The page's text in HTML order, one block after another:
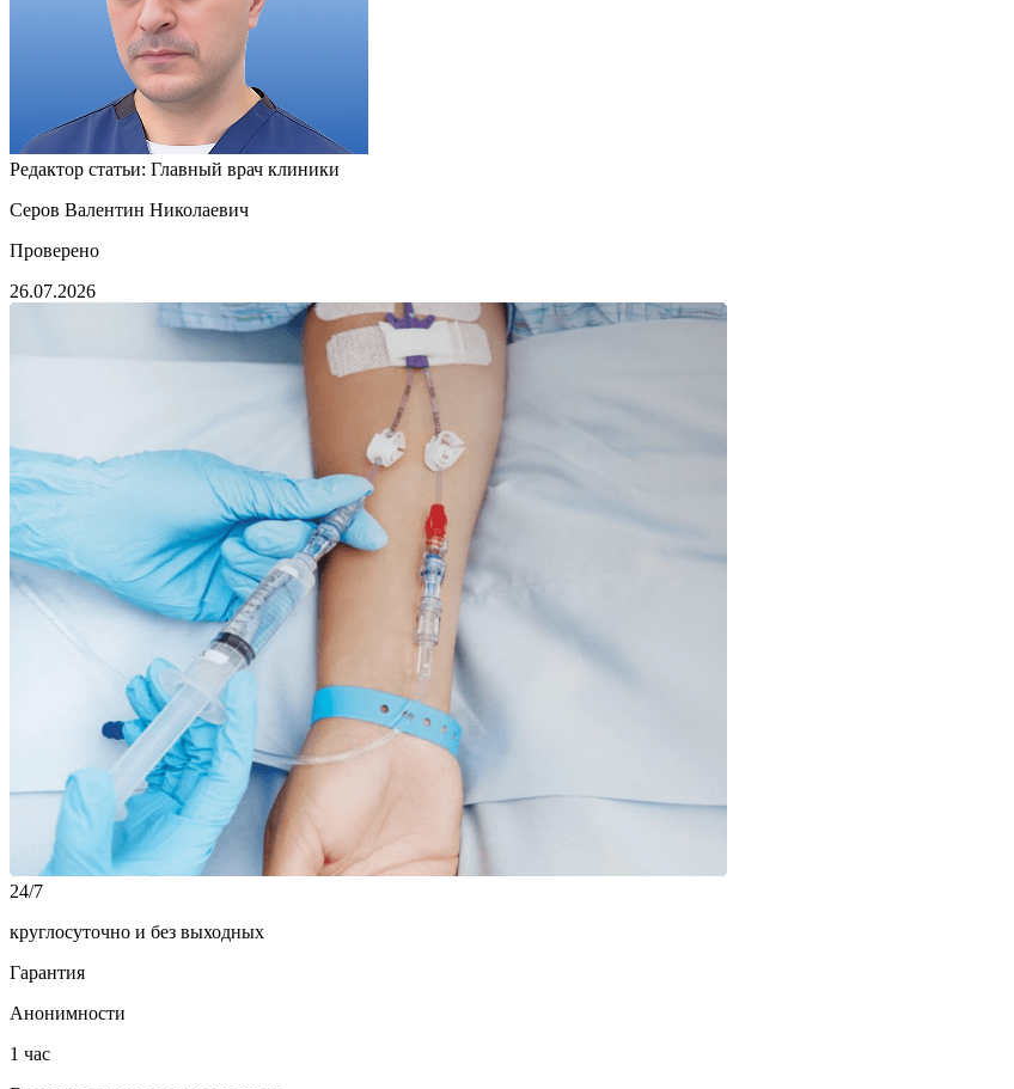
Редактор статьи: Главный врач клиники
Серов Валентин Николаевич
Проверено
26.07.2026
24/7
круглосуточно и без выходных
Гарантия
Анонимности
1 час